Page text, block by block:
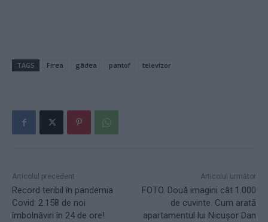
TAGS Firea gâdea pantof televizor
Articolul precedent
Record teribil în pandemia
Covid: 2.158 de noi
îmbolnăviri în 24 de ore!
Articolul următor
FOTO. Două imagini cât 1.000
de cuvinte. Cum arată
apartamentul lui Nicușor Dan